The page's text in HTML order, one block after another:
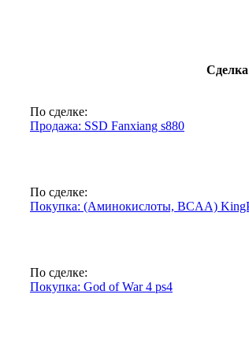
Сделка
По сделке:
Продажа: SSD Fanxiang s880
По сделке:
Покупка: (Аминокислоты, BCAA)
По сделке:
Покупка: God of War 4 ps4